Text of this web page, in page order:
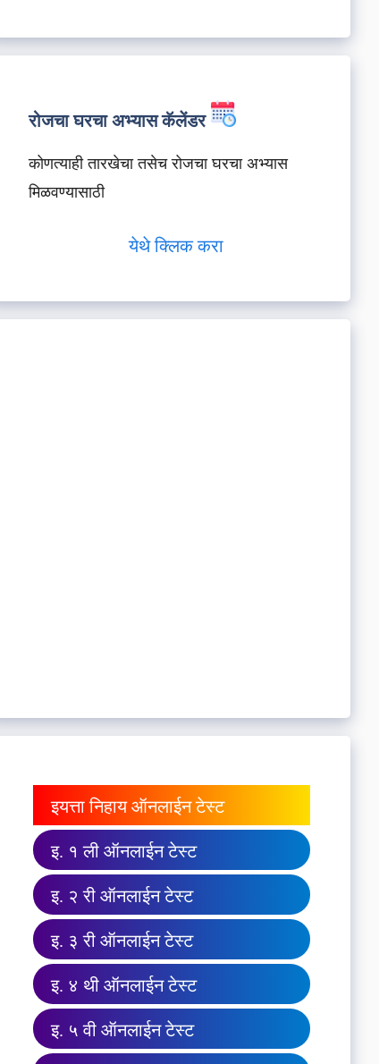
रोजचा घरचा अभ्यास कॅलेंडर
कोणत्याही तारखेचा तसेच रोजचा घरचा अभ्यास
मिळवण्यासाठी
येथे क्लिक करा
इयत्ता निहाय ऑनलाईन टेस्ट
इ. १ ली ऑनलाईन टेस्ट
इ. २ री ऑनलाईन टेस्ट
इ. ३ री ऑनलाईन टेस्ट
इ. ४ थी ऑनलाईन टेस्ट
इ. ५ वी ऑनलाईन टेस्ट